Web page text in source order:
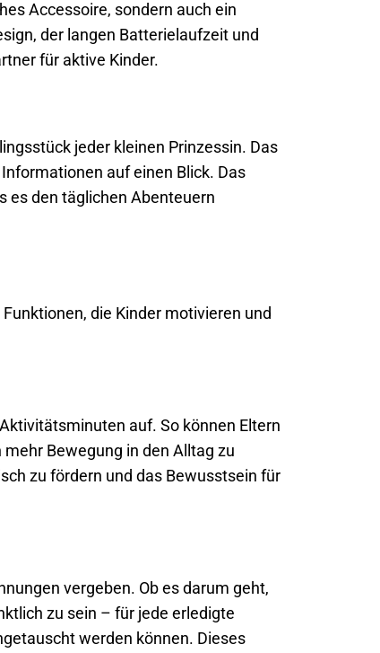
Accessoire, sondern auch ein
der langen Batterielaufzeit und
für aktive Kinder.
jeder kleinen Prinzessin. Das
auf einen Blick. Das
es den täglichen Abenteuern
die Kinder motivieren und
auf. So können Eltern
Bewegung in den Alltag zu
zu fördern und das Bewusstsein für
vergeben. Ob es darum geht,
zu sein – für jede erledigte
werden können. Dieses